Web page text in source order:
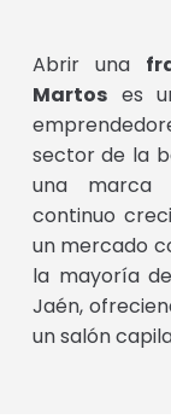
Abrir una
Martoses
sector de la
una marca
continuo
un mercado
la mayoría
Jaén,
un salón